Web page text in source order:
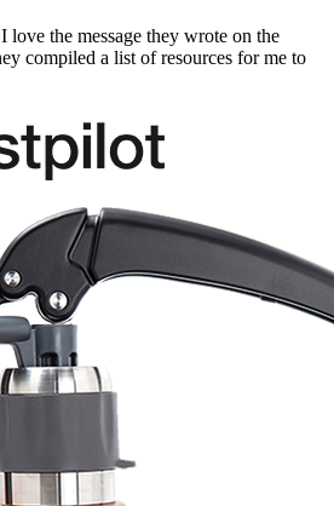
love the message they wrote on the
compiled a list of resources for me to